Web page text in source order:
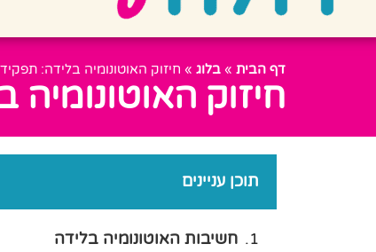
דף הבית » בלוג » חיזוק האוטונומיה בלידה:
חיזוק
תוכן עניינים
חשיבות האוטונומיה בלידה